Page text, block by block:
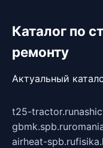
Каталог по
ремонту
Актуальный
t25-tractor.ru
gbmk.spb.ru
airheat-spb.ru